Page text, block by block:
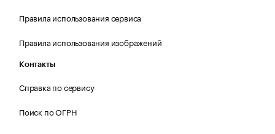
Правила использования сервиса
Правила использования изображений
Контакты
Справка по сервису
Поиск по ОГРН